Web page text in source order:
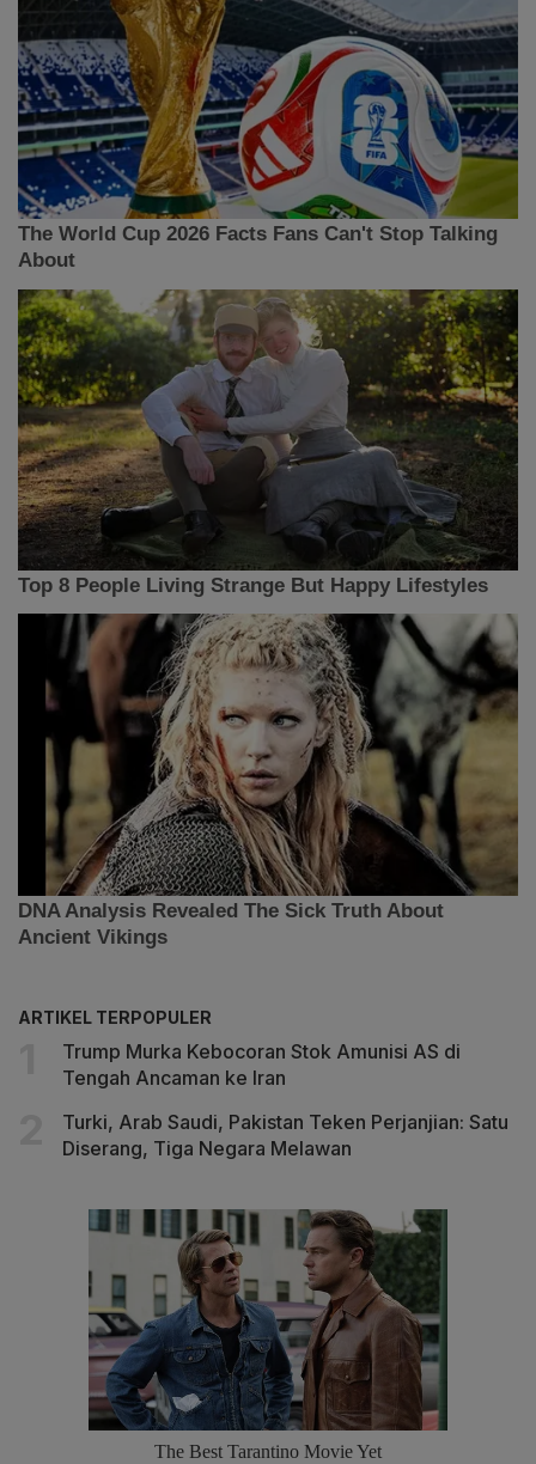
ARTIKEL TERPOPULER
Trump Murka Kebocoran Stok Amunisi AS di
Tengah Ancaman ke Iran
Turki, Arab Saudi, Pakistan Teken Perjanjian: Satu
Diserang, Tiga Negara Melawan